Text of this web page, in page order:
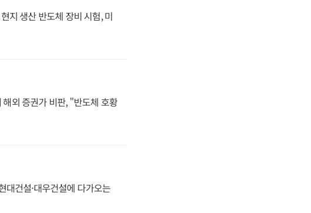
지 생산 반도체 장비 시험, 미
외 증권가 비판, "반도체 호황
대건설·대우건설에 다가오는